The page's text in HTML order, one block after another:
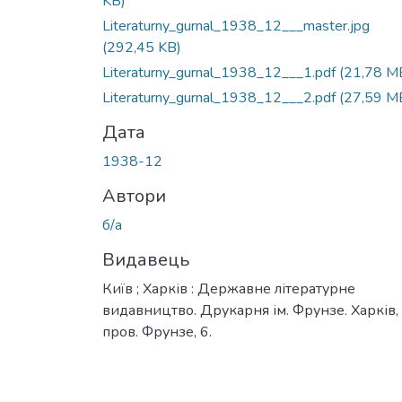
Literaturny_gurnal_1938_12___master.jpg
(292,45 KB)
Literaturny_gurnal_1938_12___1.pdf(21,78
Literaturny_gurnal_1938_12___2.pdf(27,59
Дата
1938-12
Автори
б/а
Видавець
Київ ; Харків : Державне літературне
видавництво. Друкарня ім. Фрунзе. Харків,
пров. Фрунзе, 6.